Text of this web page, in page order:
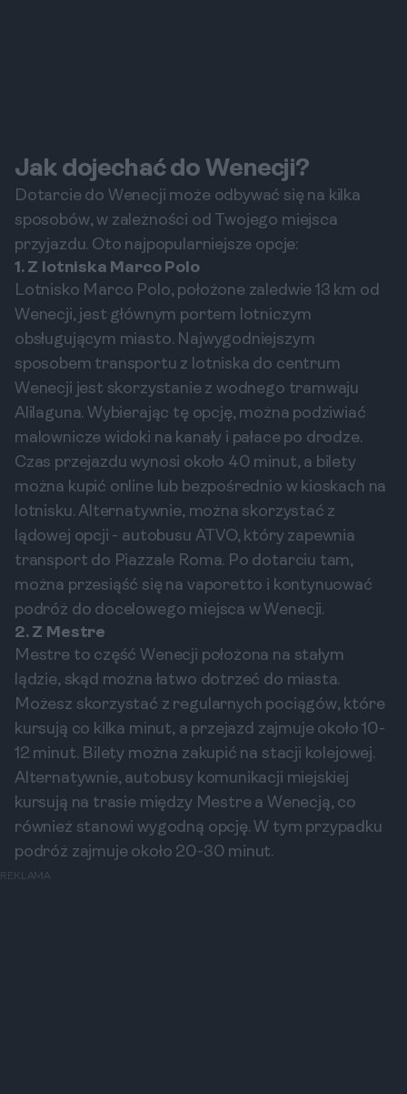
Jak dojechać do Wenecji?
Dotarcie do Wenecji może odbywać się na kilka
sposobów, w zależności od Twojego miejsca
przyjazdu. Oto najpopularniejsze opcje:
1. Z lotniska Marco Polo
Lotnisko Marco Polo, położone zaledwie 13 km od
Wenecji, jest głównym portem lotniczym
obsługującym miasto. Najwygodniejszym
sposobem transportu z lotniska do centrum
Wenecji jest skorzystanie z wodnego tramwaju
Alilaguna. Wybierając tę opcję, można podziwiać
malownicze widoki na kanały i pałace po drodze.
Czas przejazdu wynosi około 40 minut, a bilety
można kupić online lub bezpośrednio w kioskach na
lotnisku. Alternatywnie, można skorzystać z
lądowej opcji - autobusu ATVO, który zapewnia
transport do Piazzale Roma. Po dotarciu tam,
można przesiąść się na vaporetto i kontynuować
podróż do docelowego miejsca w Wenecji.
2. Z Mestre
Mestre to część Wenecji położona na stałym
lądzie, skąd można łatwo dotrzeć do miasta.
Możesz skorzystać z regularnych pociągów, które
kursują co kilka minut, a przejazd zajmuje około 10-
12 minut. Bilety można zakupić na stacji kolejowej.
Alternatywnie, autobusy komunikacji miejskiej
kursują na trasie między Mestre a Wenecją, co
również stanowi wygodną opcję. W tym przypadku
podróż zajmuje około 20-30 minut.
REKLAMA